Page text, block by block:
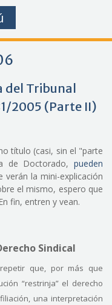
del Tribunal
2005 (Parte II)
título (casi, sin el "parte
de Doctorado, pueden
verán la mini-explicación
el mismo, espero que
fin, entren y vean.
Sindical
que, por más que
“restrinja” el derecho
una interpretación